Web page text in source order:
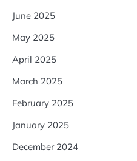
June 2025
May 2025
April 2025
March 2025
February 2025
January 2025
December 2024